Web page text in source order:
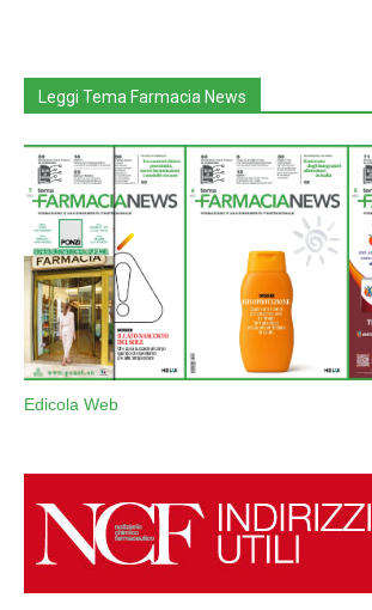
Leggi Tema Farmacia News
Edicola Web